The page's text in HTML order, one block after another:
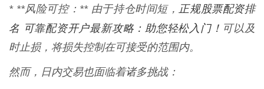
* **风险可控：** 由于持仓时间短， 正规股票配资排
名 可靠配资开户最新攻略：助您轻松入门！ 可以及
时止损，将损失控制在可接受的范围内。
然而，日内交易也面临着诸多挑战：